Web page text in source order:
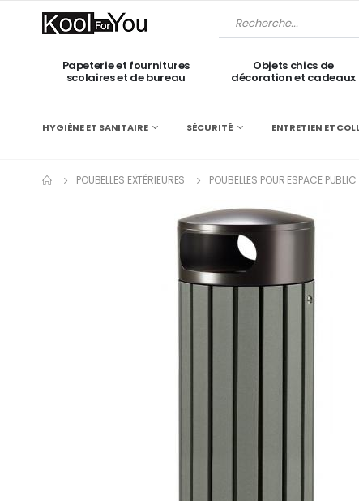
Papeterie et fournitures
scolaires et de bureau
Objets chics de
décoration et cadeaux
HYGIÈNE ET SANITAIRE SÉCURITÉ ENTRETIEN ET
POUBELLES EXTÉRIEURES POUBELLES POUR ESPACE PUBLIC